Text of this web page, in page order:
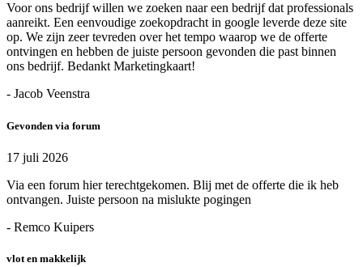
Voor ons bedrijf willen we zoeken naar een bedrijf dat professionals
aanreikt. Een eenvoudige zoekopdracht in google leverde deze site
op. We zijn zeer tevreden over het tempo waarop we de offerte
ontvingen en hebben de juiste persoon gevonden die past binnen
ons bedrijf. Bedankt Marketingkaart!
- Jacob Veenstra
Gevonden via forum
17 juli 2026
Via een forum hier terechtgekomen. Blij met de offerte die ik heb
ontvangen. Juiste persoon na mislukte pogingen
- Remco Kuipers
vlot en makkelijk